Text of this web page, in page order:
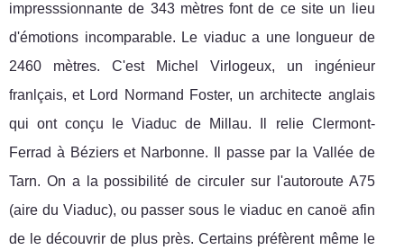
impresssionnante de 343 mètres font de ce site un lieu
d'émotions incomparable. Le viaduc a une longueur de
2460 mètres. C'est Michel Virlogeux, un ingénieur
franlçais, et Lord Normand Foster, un architecte anglais
qui ont conçu le Viaduc de Millau. Il relie Clermont-
Ferrad à Béziers et Narbonne. Il passe par la Vallée de
Tarn. On a la possibilité de circuler sur l'autoroute A75
(aire du Viaduc), ou passer sous le viaduc en canoë afin
de le découvrir de plus près. Certains préfèrent même le